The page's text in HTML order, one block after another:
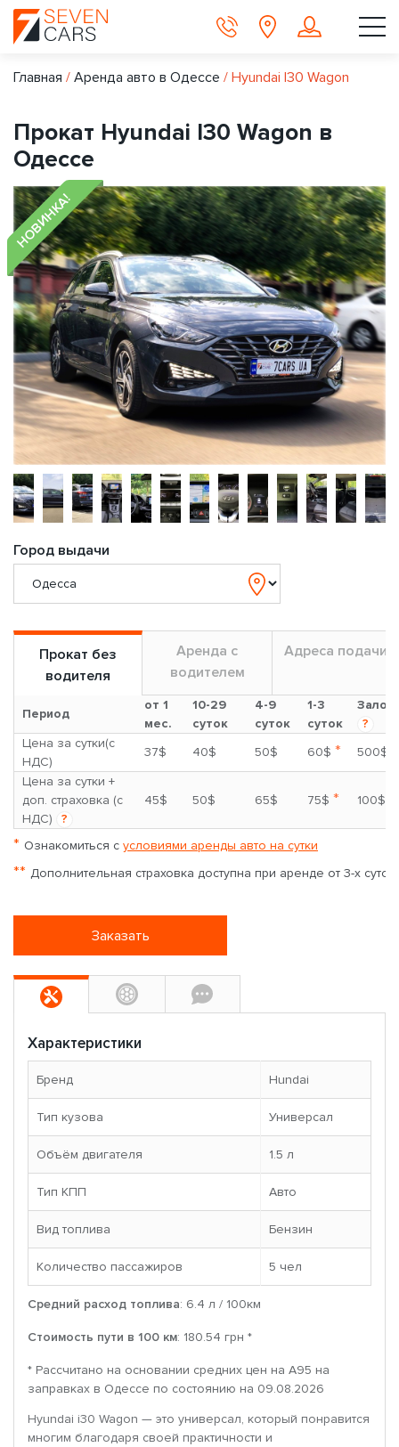
Главная / Аренда авто в Одессе / Hyundai I30 Wagon
Прокат Hyundai I30 Wagon в
Одессе
НОВИНКА!
Город выдачи
Прокат без
водителя
Аренда с
водителем
Адреса подачи
Период
от 1
мес.
10-29
суток
4-9
суток
1-3
суток
Залог
?
Цена за сутки(с
НДС)
37$ 40$ 50$ 60$ *
500$
Цена за сутки +
доп. страховка (с
НДС)
?
45$ 50$ 65$ 75$ * 100$
* Ознакомиться с условиями аренды авто на сутки
** Дополнительная страховка доступна при аренде от 3-х суток
Заказать
Характеристики
Бренд Hundai
Тип кузова Универсал
Объём двигателя 1.5 л
Тип КПП Авто
Вид топлива Бензин
Количество пассажиров 5 чел
Средний расход топлива: 6.4 л / 100км
Стоимость пути в 100 км: 180.54 грн *
* Рассчитано на основании средних цен на A95 на
заправках в Одессе по состоянию на 09.08.2026
Hyundai i30 Wagon — это универсал, который понравится
многим благодаря своей практичности и